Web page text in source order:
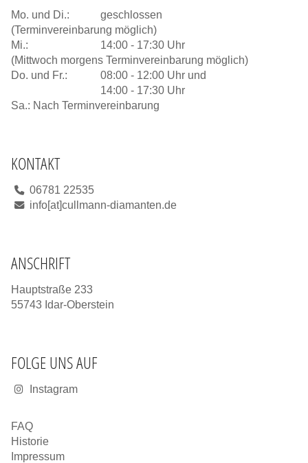
Mo. und Di.:
geschlossen
(Terminvereinbarung möglich)
Mi.:
14:00 - 17:30 Uhr
(Mittwoch morgens Terminvereinbarung möglich)
Do. und Fr.:
08:00 - 12:00 Uhr und
14:00 - 17:30 Uhr
Sa.: Nach Terminvereinbarung
KONTAKT
06781 22535
info[at]cullmann-diamanten.de
ANSCHRIFT
Hauptstraße 233
55743 Idar-Oberstein
FOLGE UNS AUF
Instagram
FAQ
Historie
Impressum